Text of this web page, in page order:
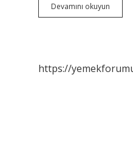
Devamını okuyun
Şok
https://